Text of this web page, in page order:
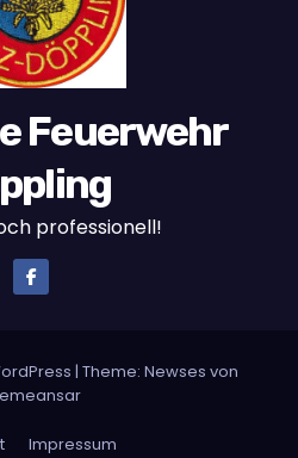
Feuerwehr
professionell!
| Theme: Newses von
Impressum